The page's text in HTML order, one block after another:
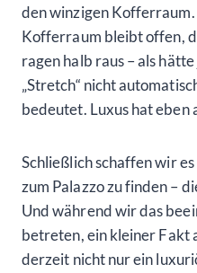
den winzigen Kofferraum.
Kofferraum bleibt offen,
ragen halb raus – als
„Stretch“ nicht
bedeutet. Luxus hat eben
Schließlich schaffen wir
zum Palazzo zu finden –
Und während wir das
betreten, ein kleiner Fakt
derzeit nicht nur ein